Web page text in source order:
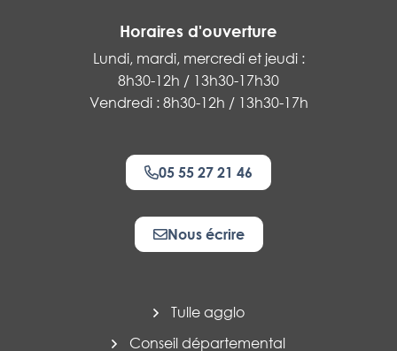
Horaires d'ouverture
Lundi, mardi, mercredi et jeudi :
8h30-12h / 13h30-17h30
Vendredi : 8h30-12h / 13h30-17h
05 55 27 21 46
Nous écrire
Tulle agglo
Conseil départemental